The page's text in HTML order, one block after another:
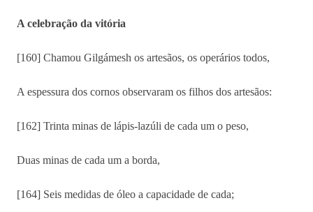
A celebração da vitória
[160] Chamou Gilgámesh os artesãos, os operários todos,
A espessura dos cornos observaram os filhos dos artesãos:
[162] Trinta minas de lápis-lazúli de cada um o peso,
Duas minas de cada um a borda,
[164] Seis medidas de óleo a capacidade de cada;